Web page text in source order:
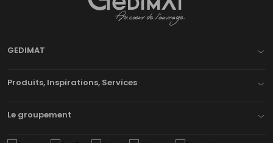
GEDIMAT
Produits, Inspirations, Services
Le groupement